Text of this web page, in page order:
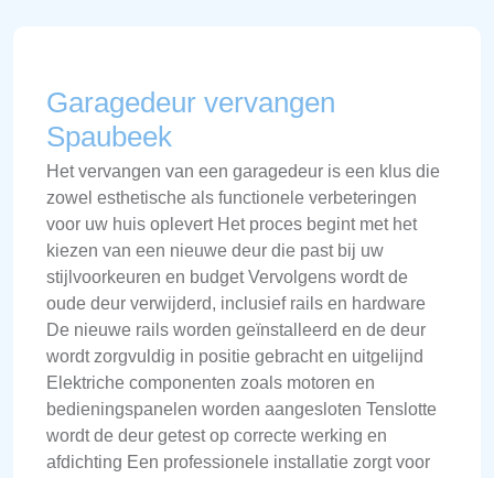
Garagedeur vervangen
Spaubeek
Het vervangen van een garagedeur is een klus die
zowel esthetische als functionele verbeteringen
voor uw huis oplevert Het proces begint met het
kiezen van een nieuwe deur die past bij uw
stijlvoorkeuren en budget Vervolgens wordt de
oude deur verwijderd, inclusief rails en hardware
De nieuwe rails worden geïnstalleerd en de deur
wordt zorgvuldig in positie gebracht en uitgelijnd
Elektriche componenten zoals motoren en
bedieningspanelen worden aangesloten Tenslotte
wordt de deur getest op correcte werking en
afdichting Een professionele installatie zorgt voor